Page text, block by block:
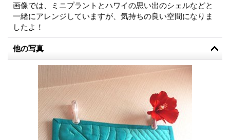
画像では、ミニプラントとハワイの思い出のシェルなどと
一緒にアレンジしていますが、気持ちの良い空間になりま
したよ！
他の写真